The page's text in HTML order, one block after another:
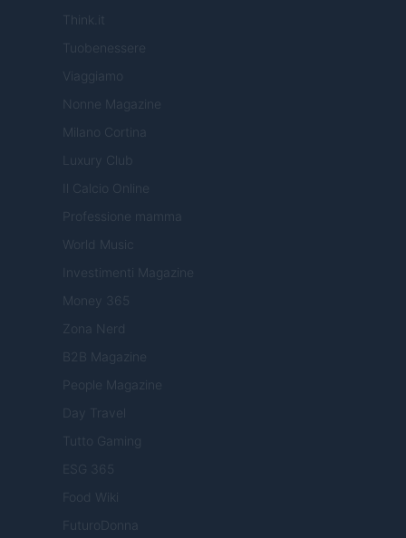
Think.it
Tuobenessere
Viaggiamo
Nonne Magazine
Milano Cortina
Luxury Club
Il Calcio Online
Professione mamma
World Music
Investimenti Magazine
Money 365
Zona Nerd
B2B Magazine
People Magazine
Day Travel
Tutto Gaming
ESG 365
Food Wiki
FuturoDonna